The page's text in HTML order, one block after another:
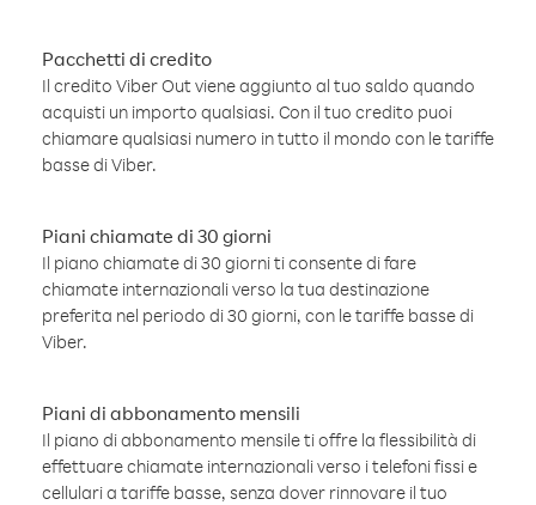
Pacchetti di credito
Il credito Viber Out viene aggiunto al tuo saldo quando
acquisti un importo qualsiasi. Con il tuo credito puoi
chiamare qualsiasi numero in tutto il mondo con le tariffe
basse di Viber.
Piani chiamate di 30 giorni
Il piano chiamate di 30 giorni ti consente di fare
chiamate internazionali verso la tua destinazione
preferita nel periodo di 30 giorni, con le tariffe basse di
Viber.
Piani di abbonamento mensili
Il piano di abbonamento mensile ti offre la flessibilità di
effettuare chiamate internazionali verso i telefoni fissi e
cellulari a tariffe basse, senza dover rinnovare il tuo